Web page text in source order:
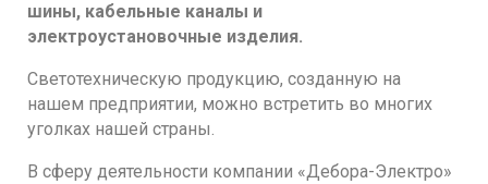
шины, кабельные каналы и
электроустановочные изделия.
Светотехническую продукцию, созданную на
нашем предприятии, можно встретить во многих
уголках нашей страны.
В сферу деятельности компании «Дебора-Электро»